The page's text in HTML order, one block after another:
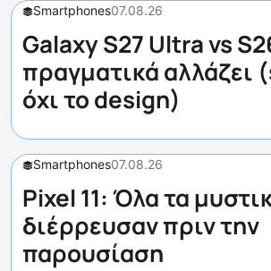
Smartphones07.08.26
Galaxy S27 Ultra vs
πραγματικά αλλάζει
όχι το design)
Smartphones07.08.26
Pixel 11: Όλα τα
διέρρευσαν πριν την
παρουσίαση